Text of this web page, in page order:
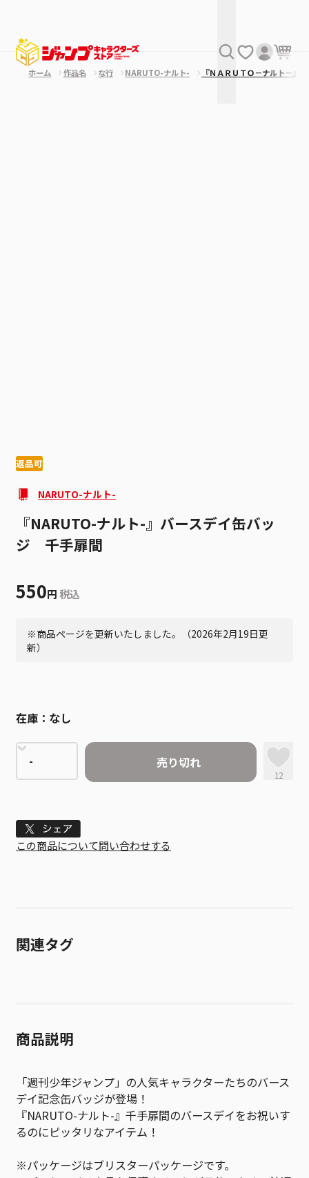
ホーム 作品名 な行 NARUTO-ナルト- 『ＮＡＲＵＴＯ－ナルト－
返品可
NARUTO-ナルト-
『NARUTO-ナルト-』バースデイ缶バッ
ジ 千手扉間
550円 税込
※商品ページを更新いたしました。（2026年2月19日更
新）
在庫： なし
売り切れ
12
Tweet
この商品について問い合わせする
関連タグ
商品説明
「週刊少年ジャンプ」の人気キャラクターたちのバース
デイ記念缶バッジが登場！
『NARUTO-ナルト-』千手扉間のバースデイをお祝いす
るのにピッタリなアイテム！
※パッケージはブリスターパッケージです。